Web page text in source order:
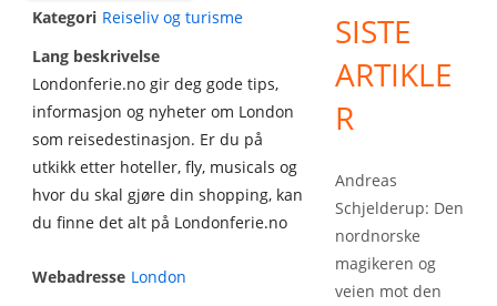
Kategori Reiseliv og turisme
Lang beskrivelse
Londonferie.no gir deg gode tips,
informasjon og nyheter om London
som reisedestinasjon. Er du på
utkikk etter hoteller, fly, musicals og
hvor du skal gjøre din shopping, kan
du finne det alt på Londonferie.no
Webadresse London
SISTE
ARTIKLE
R
Andreas
Schjelderup: Den
nordnorske
magikeren og
veien mot den